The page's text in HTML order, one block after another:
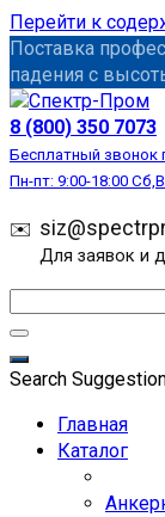
Перейти к
Поставка
падения с
8 (800) 350 7073
Бесплатный звонок
Пн-пт: 9:00-18:00
Для заявок и
Search
Главная
Каталог